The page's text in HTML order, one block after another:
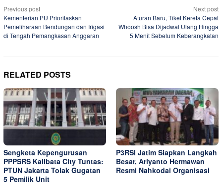
Post
navigation
Previous post
Kementerian PU Prioritaskan
Pemeliharaan Bendungan dan Irigasi
di Tengah Pemangkasan Anggaran
Next post
Aturan Baru, Tiket Kereta Cepat
Whoosh Bisa Dijadwal Ulang Hingga
5 Menit Sebelum Keberangkatan
RELATED POSTS
Sengketa Kepengurusan
PPPSRS Kalibata City Tuntas:
PTUN Jakarta Tolak Gugatan
5 Pemilik Unit
P3RSI Jatim Siapkan Langkah
Besar, Ariyanto Hermawan
Resmi Nahkodai Organisasi